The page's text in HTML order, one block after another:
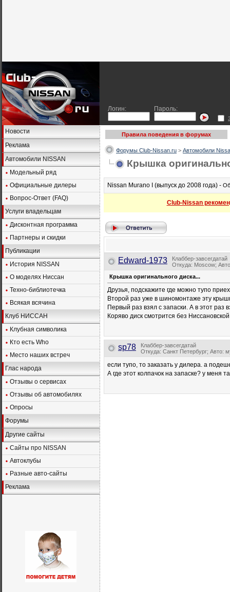
Логин: Пароль:
Новости
Реклама
Автомобили NISSAN
Модельный ряд
Официальные дилеры
Вопрос-Ответ (FAQ)
Услуги владельцам
Дисконтная программа
Партнеры и скидки
Публикации
История NISSAN
О моделях Ниссан
Техно-библиотечка
Всякая всячина
Клуб НИССАН
Клубная символика
Кто есть Who
Место наших встреч
Глас народа
Отзывы о сервисах
Отзывы об автомобилях
Опросы
Форумы
Другие сайты
Сайты про NISSAN
Автоклубы
Разные авто-сайты
Реклама
Правила поведения в форумах
Форумы Club-Nissan.ru > Автомобили
Крышка
Nissan Murano I (выпуск до 2008 года) -
Club-Nissan
Edward-1973
Клаббер-завсегдатай
Откуда: Moscow;
Крышка оригинального диска...
Друзья, подскажите где можно тупо
Второй раз уже в шиномонтаже эту
Первый раз взял с запаски. А в этот раз
Коряво диск смотрится без
sp78
Клаббер-завсегдатай
Откуда: Санкт Петербург; Авто:
если тупо, то заказать у дилера. а
А где этот колпачок на запаске? у меня